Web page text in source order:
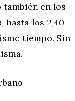
en los
hasta los 2,40
tiempo. Sin